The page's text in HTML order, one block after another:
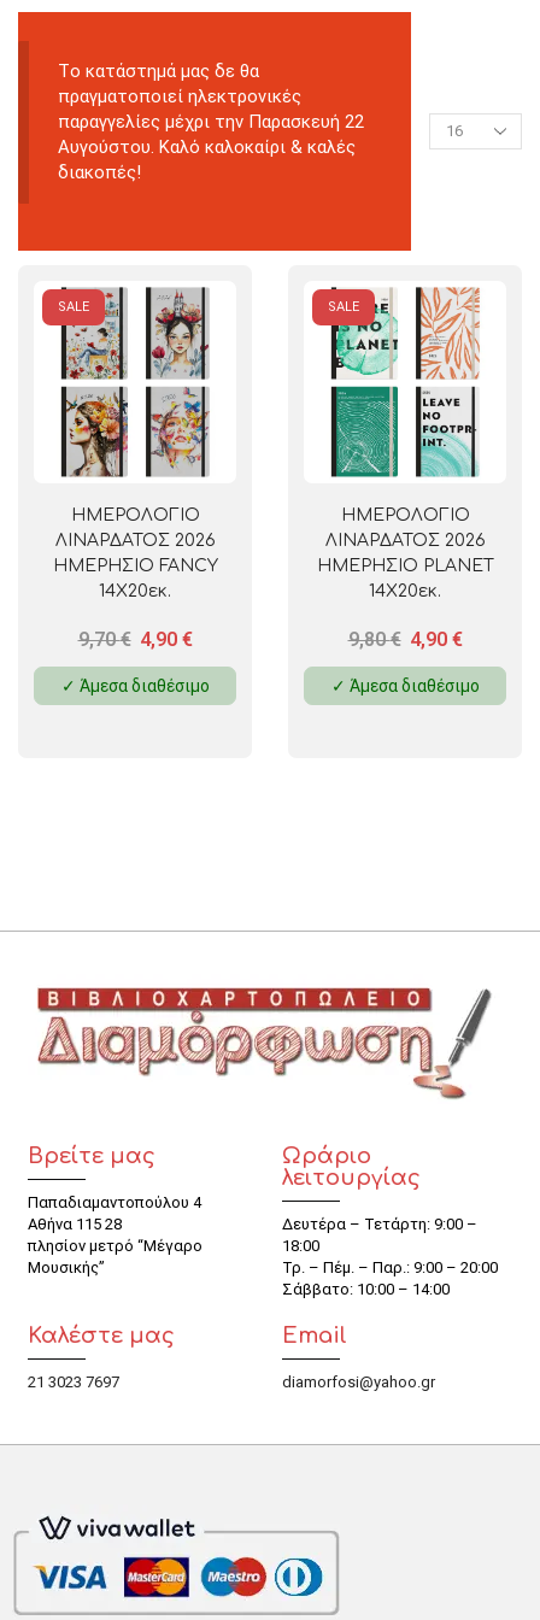
Tο κατάστημά μας δε θα
πραγματοποιεί ηλεκτρονικές
παραγγελίες μέχρι την Παρασκευή 22
Αυγούστου. Καλό καλοκαίρι & καλές
διακοπές!
SALE
ΗΜΕΡΟΛΟΓΙΟ
ΛΙΝΑΡΔΑΤΟΣ 2026
ΗΜΕΡΗΣΙΟ FANCY
14Χ20εκ.
9,70€ 4,90 €
✓ Άμεσα διαθέσιμο
SALE
ΗΜΕΡΟΛΟΓΙΟ
ΛΙΝΑΡΔΑΤΟΣ 2026
ΗΜΕΡΗΣΙΟ PLANET
14Χ20εκ.
9,80€ 4,90 €
✓ Άμεσα διαθέσιμο
Βρείτε μας
Παπαδιαμαντοπούλου 4
Αθήνα 115 28
πλησίον μετρό “Μέγαρο
Μουσικής”
Ωράριο
λειτουργίας
Δευτέρα – Τετάρτη: 9:00 –
18:00
Τρ. – Πέμ. – Παρ.: 9:00 – 20:00
Σάββατο: 10:00 – 14:00
Καλέστε μας
21 3023 7697
Email
diamorfosi@yahoo.gr